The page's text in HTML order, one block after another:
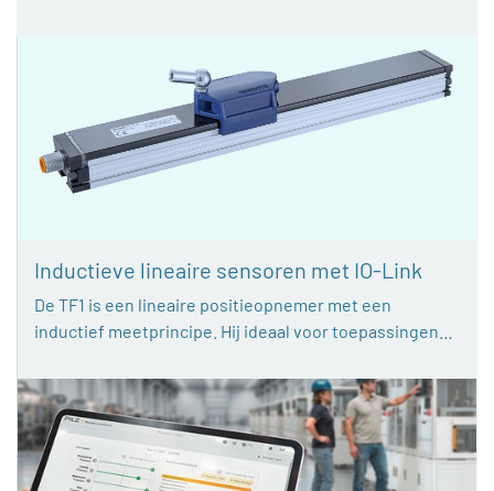
Inductieve lineaire sensoren met IO-Link
De TF1 is een lineaire positieopnemer met een
inductief meetprincipe. Hij ideaal voor toepassingen…